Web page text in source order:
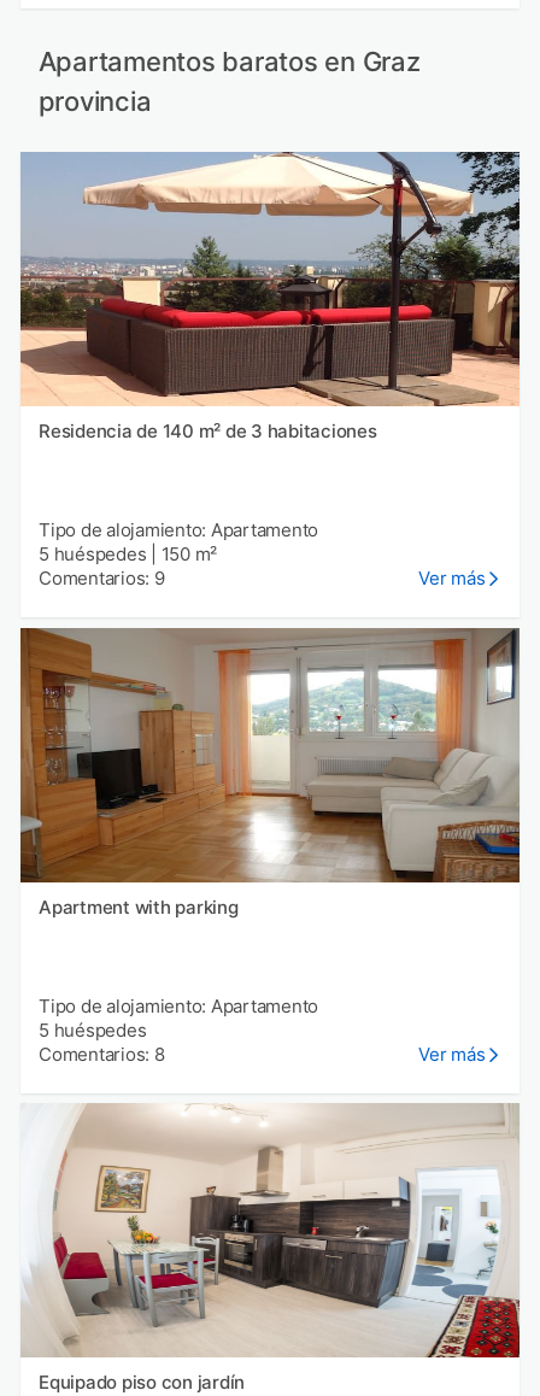
Apartamentos baratos en Graz
provincia
Residencia de 140 m² de 3 habitaciones
Tipo de alojamiento: Apartamento
5 huéspedes
150 m²
Comentarios: 9
Ver más
Apartment with parking
Tipo de alojamiento: Apartamento
5 huéspedes
Comentarios: 8
Ver más
Equipado piso con jardín